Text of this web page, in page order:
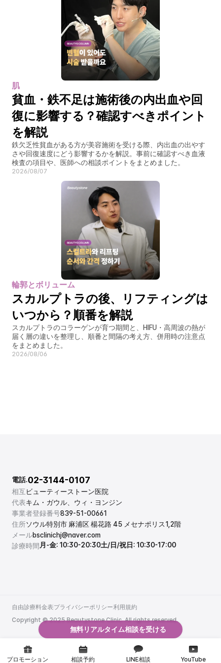
肌
貧血・鉄不足は施術後の内出血や回
復に影響する？確認すべきポイント
を解説
鉄欠乏性貧血がある方が美容施術を受ける際、内出血の出やす
さや回復速度にどう影響するかを解説。事前に確認すべき血液
検査の項目や、医師への相談ポイントをまとめました。
2026/08/07
輪郭とボリューム
スカルプトラの後、リフティングは
いつから？順番を解説
スカルプトラのコラーゲンが育つ期間と、HIFU・高周波の熱が
届く層の違いを整理し、順番と間隔の考え方、併用時の注意点
をまとめました。
2026/08/06
相互ビューティーストーン医院
代表キム・ガウル、ウィ・ヨンジン
事業者登録番号839-51-00661
住所ソウル特別市 麻浦区 楊花路 45 メセナポリス1,2階
メールbsclinichj@naver.com
診療時間 月-金: 10:30-20:30土/日/祝日: 10:30-17:00
電話.02-3144-0107
Copyright © 2025 Beautystone Clinic. All rights reserved.
自由診療料金表
自由診療料金表
プライバシーポリシー
プライバシーポリシー
利用規約
利用規約
プロモーション 相談予約 LINE相談 YouTube
無料リアルタイム相談を受ける